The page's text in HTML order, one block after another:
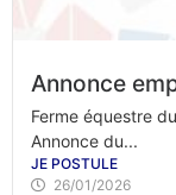
Annonce
Ferme équestre
Annonce du...
JE POSTULE
26/01/2026